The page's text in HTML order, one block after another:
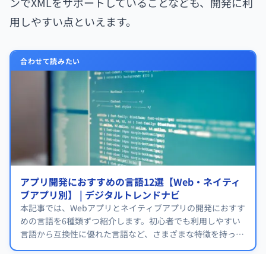
用しやすい点といえます。
合わせて読みたい
アプリ開発におすすめの言語12選【Web・ネイティ
ブアプリ別】 | デジタルトレンドナビ
本記事では、Webアプリとネイティブアプリの開発におすす
めの言語を6種類ずつ紹介します。初心者でも利用しやすい
言語から互換性に優れた言語など、さまざまな特徴を持って
いますので、ぜひ参考にしてください。